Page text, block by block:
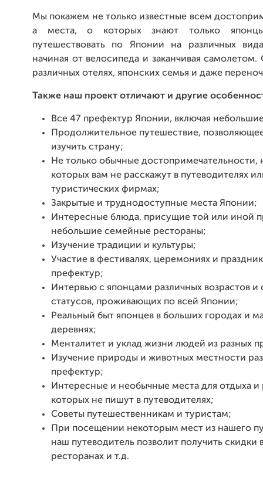
Мы покажем не только известные всем
а места, о которых знают только
путешествовать по Японии на различных
начиная от велосипеда и заканчивая
различных отелях, японских семья и даже
Также наш проект отличают и другие
Все 47 префектур Японии, включая
Продолжительное путешествие,
изучить страну;
Не только обычные достопримечательности,
которых вам не расскажут в путеводителях
туристических фирмах;
Закрытые и труднодоступные места Японии;
Интересные блюда, присущие той или иной
небольшие семейные рестораны;
Изучение традиции и культуры;
Участие в фестивалях, церемониях и
префектур;
Интервью с японцами различных возрастов и
статусов, проживающих по всей Японии;
Реальный быт японцев в больших городах и
деревнях;
Менталитет и уклад жизни людей из разных
Изучение природы и животных местности
префектур;
Интересные и необычные места для отдыха и
которых не пишут в путеводителях;
Советы путешественникам и туристам;
При посещении некоторым мест из нашего
наш путеводитель позволит получить скидки
ресторанах и т.д.